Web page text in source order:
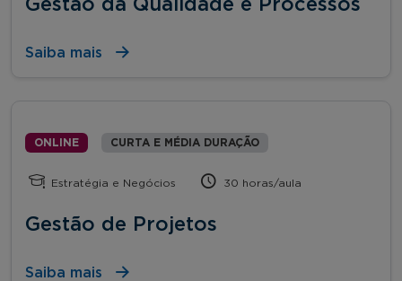
Gestão da Qualidade e Processos
Saiba mais
ONLINE CURTA E MÉDIA DURAÇÃO
Estratégia e Negócios 30 horas/aula
Gestão de Projetos
Saiba mais